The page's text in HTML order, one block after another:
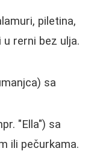
piletina,
rerni bez ulja.
sa
"Ella") sa
ili pečurkama.